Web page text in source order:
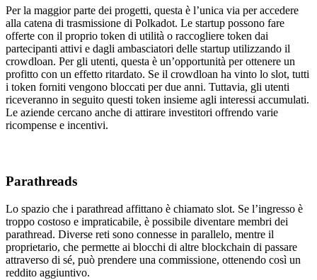
Per la maggior parte dei progetti, questa è l’unica via per accedere
alla catena di trasmissione di Polkadot. Le startup possono fare
offerte con il proprio token di utilità o raccogliere token dai
partecipanti attivi e dagli ambasciatori delle startup utilizzando il
crowdloan. Per gli utenti, questa è un’opportunità per ottenere un
profitto con un effetto ritardato. Se il crowdloan ha vinto lo slot, tutti
i token forniti vengono bloccati per due anni. Tuttavia, gli utenti
riceveranno in seguito questi token insieme agli interessi accumulati.
Le aziende cercano anche di attirare investitori offrendo varie
ricompense e incentivi.
Parathreads
Lo spazio che i parathread affittano è chiamato slot. Se l’ingresso è
troppo costoso e impraticabile, è possibile diventare membri dei
parathread. Diverse reti sono connesse in parallelo, mentre il
proprietario, che permette ai blocchi di altre blockchain di passare
attraverso di sé, può prendere una commissione, ottenendo così un
reddito aggiuntivo.